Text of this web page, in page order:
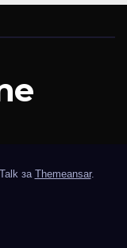
за Themeansar.